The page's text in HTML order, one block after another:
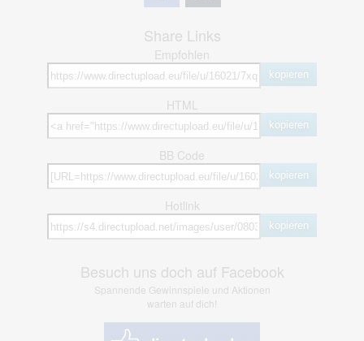
Share Links
Empfohlen
kopieren
HTML
kopieren
BB Code
kopieren
Hotlink
kopieren
Besuch uns doch auf Facebook
Spannende Gewinnspiele und Aktionen
warten auf dich!